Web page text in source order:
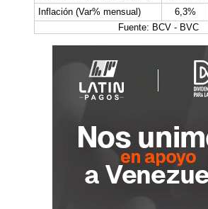
Inflación (Var% mensual)
6,3%
Fuente: BCV - BVC